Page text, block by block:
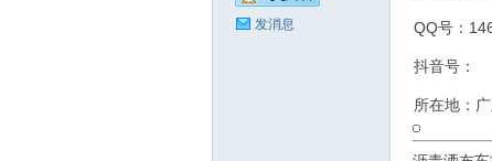
发消息 QQ号：
抖音号：
所在地：